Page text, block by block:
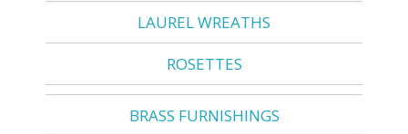
LAUREL WREATHS
ROSETTES
BRASS FURNISHINGS